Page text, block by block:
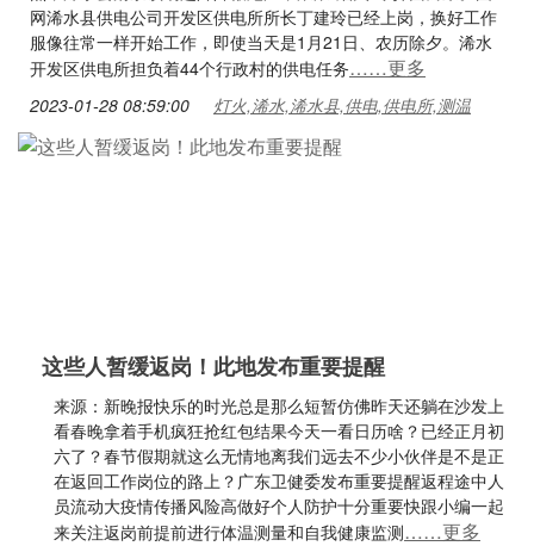
网浠水县供电公司开发区供电所所长丁建玲已经上岗，换好工作
服像往常一样开始工作，即使当天是1月21日、农历除夕。浠水
开发区供电所担负着44个行政村的供电任务……更多
2023-01-28 08:59:00 灯火,浠水,浠水县,供电,供电所,测温
这些人暂缓返岗！此地发布重要提醒
来源：新晚报快乐的时光总是那么短暂仿佛昨天还躺在沙发上
看春晚拿着手机疯狂抢红包结果今天一看日历啥？已经正月初
六了？春节假期就这么无情地离我们远去不少小伙伴是不是正
在返回工作岗位的路上？广东卫健委发布重要提醒返程途中人
员流动大疫情传播风险高做好个人防护十分重要快跟小编一起
来关注返岗前提前进行体温测量和自我健康监测……更多